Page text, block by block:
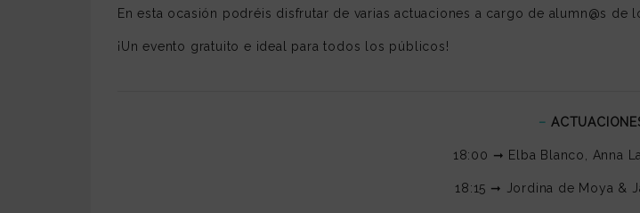
En esta ocasión podréis disfrutar de varias actuaciones a cargo de alumn@s de
¡Un evento gratuito e ideal para todos los públicos!
–
18:00 ➞ Elba Blanco, Anna
18:15 ➞ Jordina de Moya &